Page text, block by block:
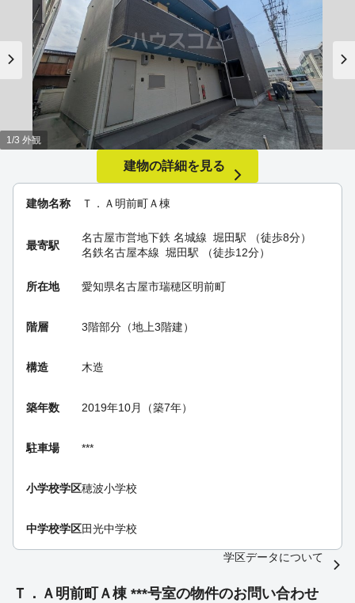
建物名称 Ｔ．Ａ明前町Ａ棟
最寄駅
名古屋市営地下鉄 名城線 堀田駅 （徒歩8分）
名鉄名古屋本線 堀田駅 （徒歩12分）
所在地 愛知県名古屋市瑞穂区明前町
階層 3階部分（地上3階建）
構造 木造
築年数 2019年10月（築7年）
駐車場 ***
小学校学区穂波小学校
中学校学区田光中学校
1/3 外観
建物の詳細を見る
学区データについて
Ｔ．Ａ明前町Ａ棟 ***号室の物件のお問い合わせ